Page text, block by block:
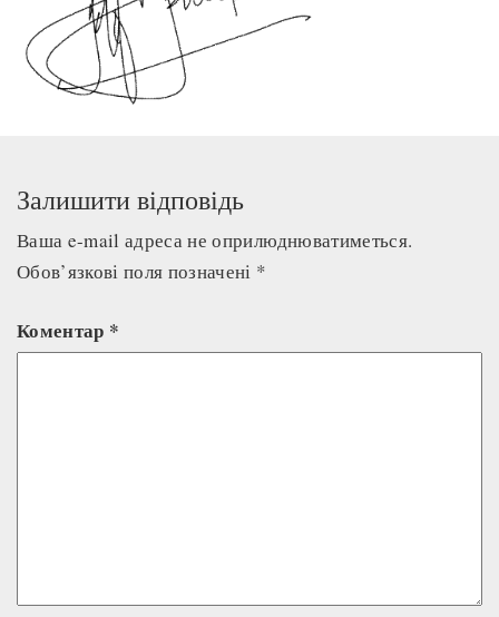
Залишити відповідь
Ваша e-mail адреса не оприлюднюватиметься.
Обов’язкові поля позначені *
Коментар *